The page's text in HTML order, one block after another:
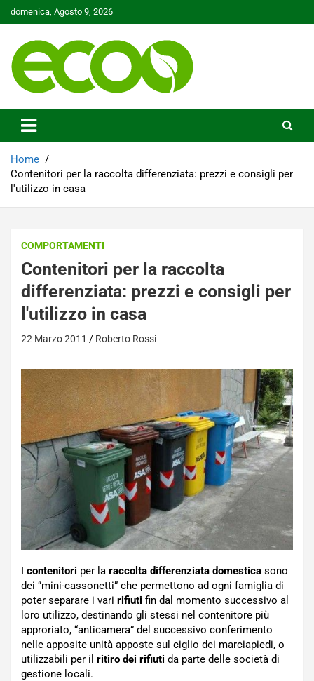
Skip
to
domenica, Agosto 9, 2026
Ecoo.it
Home
Contenitori per la raccolta differenziata: prezzi e consigli per
l'utilizzo in casa
COMPORTAMENTI
Contenitori per la raccolta
differenziata: prezzi e consigli per
l'utilizzo in casa
22 Marzo 2011 Roberto Rossi
I contenitori per la raccolta differenziata domestica sono
dei “mini-cassonetti” che permettono ad ogni famiglia di
poter separare i vari rifiuti fin dal momento successivo al
loro utilizzo, destinando gli stessi nel contenitore più
approriato, “anticamera” del successivo conferimento
nelle apposite unità apposte sul ciglio dei marciapiedi, o
utilizzabili per il ritiro dei rifiuti da parte delle società di
gestione locali.